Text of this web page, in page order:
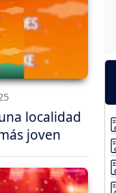
localidad
joven